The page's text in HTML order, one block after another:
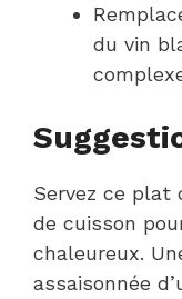
du vin
Servez ce plat
de cuisson
chaleureux.
assaisonnée